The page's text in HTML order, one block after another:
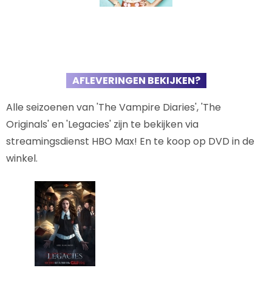
AFLEVERINGEN BEKIJKEN?
Alle seizoenen van 'The Vampire Diaries', 'The
Originals' en 'Legacies' zijn te bekijken via
streamingsdienst HBO Max! En te koop op DVD in de
winkel.